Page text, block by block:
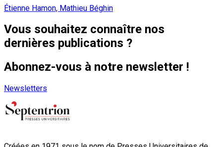
Étienne Hamon, Mathieu Béghin
Vous souhaitez connaître nos
dernières publications ?
Abonnez-vous à notre newsletter !
Newsletters